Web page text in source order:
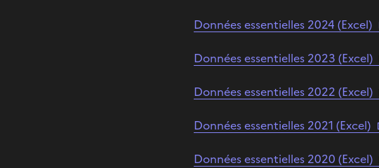
Données essentielles 2024 (Excel)
Données essentielles 2023 (Excel)
Données essentielles 2022 (Excel)
Données essentielles 2021 (Excel)
Données essentielles 2020 (Excel)